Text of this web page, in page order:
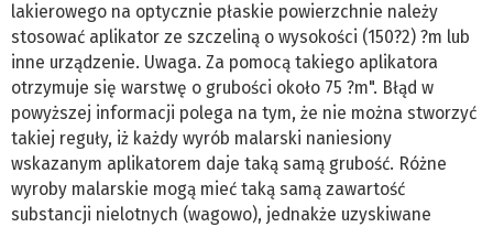
lakierowego na optycznie płaskie powierzchnie należy
stosować aplikator ze szczeliną o wysokości (150?2) ?m lub
inne urządzenie. Uwaga. Za pomocą takiego aplikatora
otrzymuje się warstwę o grubości około 75 ?m". Błąd w
powyższej informacji polega na tym, że nie można stworzyć
takiej reguły, iż każdy wyrób malarski naniesiony
wskazanym aplikatorem daje taką samą grubość. Różne
wyroby malarskie mogą mieć taką samą zawartość
substancji nielotnych (wagowo), jednakże uzyskiwane